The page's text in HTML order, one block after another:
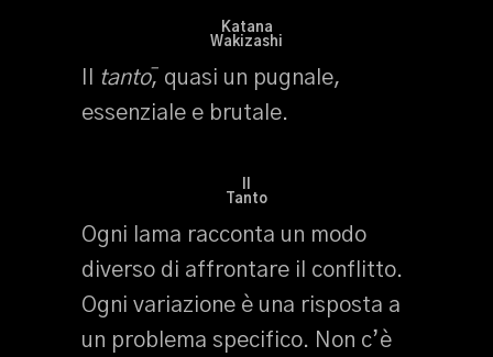
Katana
Wakizashi
tantō, quasi un pugnale,
essenziale e brutale.
Tanto
Ogni lama racconta un modo
diverso di affrontare il conflitto.
Ogni variazione è una risposta a
un problema specifico. Non c’è